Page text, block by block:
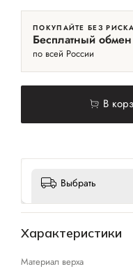
ПОКУПАЙТЕ БЕЗ РИСКА
Бесплатный обмен
по всей России
В
Выбрать
Характеристики
Материал верха